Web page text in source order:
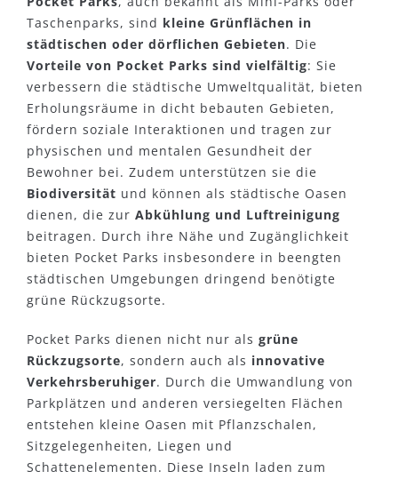
Taschenparks, sind kleine Grünflächen in
städtischen oder dörflichen Gebieten. Die
Vorteile von Pocket Parks sind vielfältig: Sie
verbessern die städtische Umweltqualität, bieten
Erholungsräume in dicht bebauten Gebieten,
fördern soziale Interaktionen und tragen zur
physischen und mentalen Gesundheit der
Bewohner bei. Zudem unterstützen sie die
Biodiversität und können als städtische Oasen
dienen, die zur Abkühlung und Luftreinigung
beitragen. Durch ihre Nähe und Zugänglichkeit
bieten Pocket Parks insbesondere in beengten
städtischen Umgebungen dringend benötigte
grüne Rückzugsorte.
Pocket Parks dienen nicht nur als grüne
Rückzugsorte, sondern auch als innovative
Verkehrsberuhiger. Durch die Umwandlung von
Parkplätzen und anderen versiegelten Flächen
entstehen kleine Oasen mit Pflanzschalen,
Sitzgelegenheiten, Liegen und
Schattenelementen. Diese Inseln laden zum